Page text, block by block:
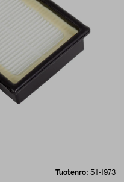
Tuotenro: 51-1973